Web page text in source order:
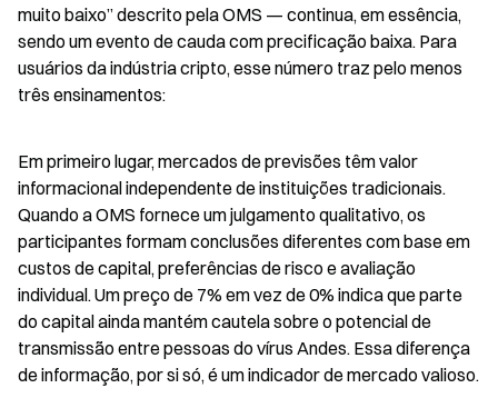
muito baixo” descrito pela OMS — continua, em essência,
sendo um evento de cauda com precificação baixa. Para
usuários da indústria cripto, esse número traz pelo menos
três ensinamentos:
Em primeiro lugar, mercados de previsões têm valor
informacional independente de instituições tradicionais.
Quando a OMS fornece um julgamento qualitativo, os
participantes formam conclusões diferentes com base em
custos de capital, preferências de risco e avaliação
individual. Um preço de 7% em vez de 0% indica que parte
do capital ainda mantém cautela sobre o potencial de
transmissão entre pessoas do vírus Andes. Essa diferença
de informação, por si só, é um indicador de mercado valioso.